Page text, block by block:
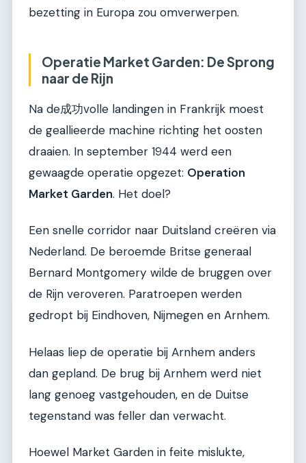
bezetting in Europa zou omverwerpen.
Operatie Market Garden: De Sprong
naar de Rijn
Na de成功volle landingen in Frankrijk moest
de geallieerde machine richting het oosten
draaien. In september 1944 werd een
gewaagde operatie opgezet: Operation
Market Garden. Het doel?
Een snelle corridor naar Duitsland creëren via
Nederland. De beroemde Britse generaal
Bernard Montgomery wilde de bruggen over
de Rijn veroveren. Paratroepen werden
gedropt bij Eindhoven, Nijmegen en Arnhem.
Helaas liep de operatie bij Arnhem anders
dan gepland. De brug bij Arnhem werd niet
lang genoeg vastgehouden, en de Duitse
tegenstand was feller dan verwacht.
Hoewel Market Garden in feite mislukte,